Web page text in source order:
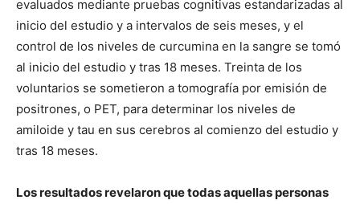
evaluados mediante pruebas cognitivas estandarizadas al
inicio del estudio y a intervalos de seis meses, y el
control de los niveles de curcumina en la sangre se tomó
al inicio del estudio y tras 18 meses. Treinta de los
voluntarios se sometieron a tomografía por emisión de
positrones, o PET, para determinar los niveles de
amiloide y tau en sus cerebros al comienzo del estudio y
tras 18 meses.
Los resultados revelaron que todas aquellas personas